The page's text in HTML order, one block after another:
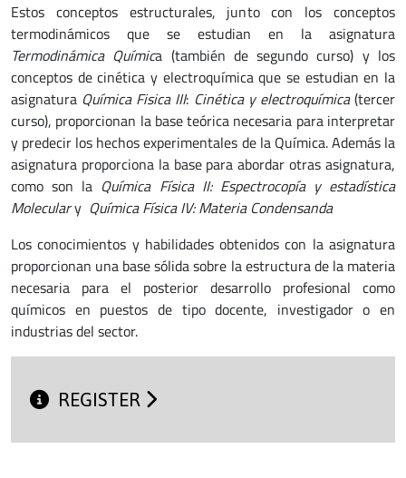
Estos conceptos estructurales, junto con los conceptos
termodinámicos que se estudian en la asignatura
Termodinámica Química (también de segundo curso) y los
conceptos de cinética y electroquímica que se estudian en la
asignatura Química Fisica III: Cinética y electroquímica(tercer
curso), proporcionan la base teórica necesaria para interpretar
y predecir los hechos experimentales de la Química. Además la
asignatura proporciona la base para abordar otras asignatura,
como son la Química Física II: Espectrocopía y estadística
Moleculary Química Física IV: Materia Condensanda
Los conocimientos y habilidades obtenidos con la asignatura
proporcionan una base sólida sobre la estructura de la materia
necesaria para el posterior desarrollo profesional como
químicos en puestos de tipo docente, investigador o en
industrias del sector.
REGISTER